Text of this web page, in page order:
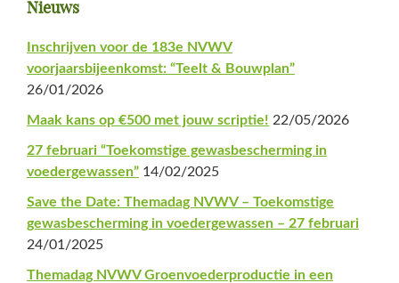
Nieuws
Inschrijven voor de 183e NVWV
voorjaarsbijeenkomst: “Teelt & Bouwplan”
26/01/2026
Maak kans op €500 met jouw scriptie! 22/05/2026
27 februari “Toekomstige gewasbescherming in
voedergewassen” 14/02/2025
Save the Date: Themadag NVWV – Toekomstige
gewasbescherming in voedergewassen – 27 februari
24/01/2025
Themadag NVWV Groenvoederproductie in een